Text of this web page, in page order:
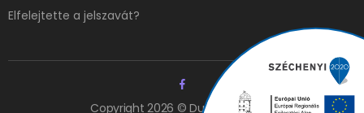
Elfelejtette a jelszavát?
Copyright 2026 © Duna Elzáró Kft.